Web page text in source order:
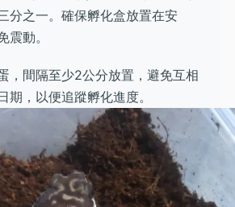
分之一。確保孵化盒放置在安
震動。
，間隔至少2公分放置，避免互相
期，以便追蹤孵化進度。